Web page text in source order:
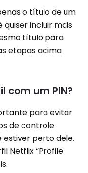
o título de um
quiser incluir mais
título para
etapas acima
com um PIN?
para evitar
de controle
estiver perto dele.
Netflix “Profile